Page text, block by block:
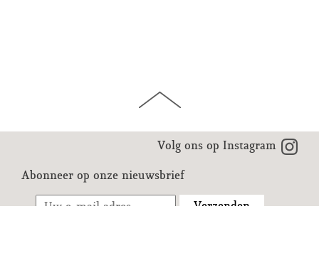
Volg ons op Instagram
Abonneer op onze nieuwsbrief